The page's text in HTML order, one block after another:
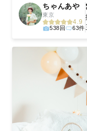
ちゃんあや
東京
4.9
538回 63件